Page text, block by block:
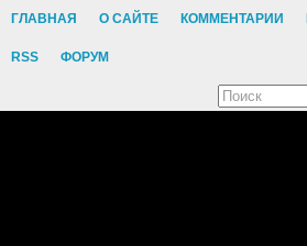
ГЛАВНАЯ О САЙТЕ КОММЕНТАРИИ
RSS ФОРУМ